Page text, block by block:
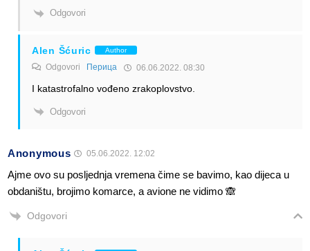
Odgovori
Alen Šćuric Author
Odgovori Перица 06.06.2022. 08:30
I katastrofalno vođeno zrakoplovstvo.
Odgovori
Anonymous 05.06.2022. 12:02
Ajme ovo su posljednja vremena čime se bavimo, kao dijeca u
obdaništu, brojimo komarce, a avione ne vidimo 🙈
Odgovori